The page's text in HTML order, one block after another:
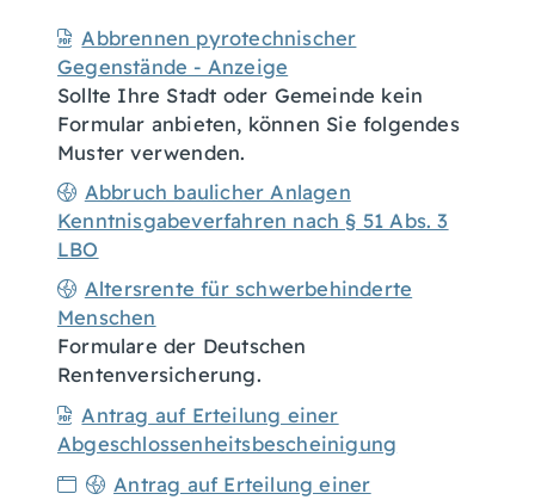
Abbrennen pyrotechnischer
Gegenstände - Anzeige
Sollte Ihre Stadt oder Gemeinde kein
Formular anbieten, können Sie folgendes
Muster verwenden.
Abbruch baulicher Anlagen
Kenntnisgabeverfahren nach § 51 Abs. 3
LBO
Altersrente für schwerbehinderte
Menschen
Formulare der Deutschen
Rentenversicherung.
Antrag auf Erteilung einer
Abgeschlossenheitsbescheinigung
Antrag auf Erteilung einer